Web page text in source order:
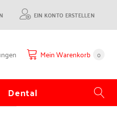
EIN KONTO ERSTELLEN
Mein Warenkorb 0
Dental